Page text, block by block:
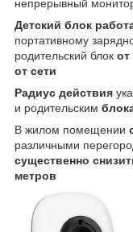
непрерывный
Детский блок
портативному
родительский блок от
от сети
Радиус действия
и родительским
В жилом помещении
различными
существенно
метров